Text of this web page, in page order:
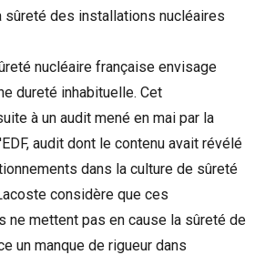
sûreté des installations nucléaires
nucléaire française envisage
dureté inhabituelle. Cet
à un audit mené en mai par la
audit dont le contenu avait révélé
dans la culture de sûreté
considère que ces
ne mettent pas en cause la sûreté de
un manque de rigueur dans